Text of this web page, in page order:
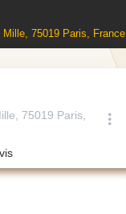
75019 Paris, France
75019 Paris,